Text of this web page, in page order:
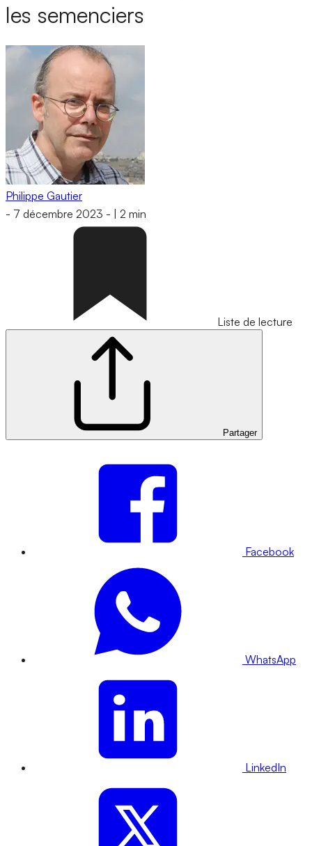
les semenciers
Philippe Gautier
- 7 décembre 2023 - 2 min
Liste de lecture
Partager
Facebook
WhatsApp
LinkedIn